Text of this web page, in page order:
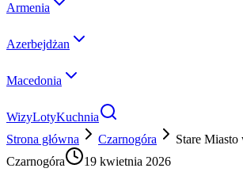
Armenia
Azerbejdżan
Macedonia
WizyLotyKuchnia
Strona główna
Czarnogóra
Stare
Czarnogóra
19 kwietnia 2026